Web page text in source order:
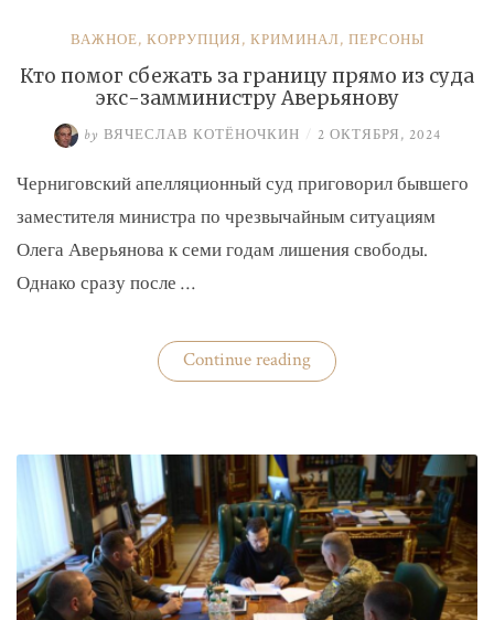
ВАЖНОЕ, КОРРУПЦИЯ, КРИМИНАЛ, ПЕРСОНЫ
Кто помог сбежать за границу прямо из суда
экс-замминистру Аверьянову
by ВЯЧЕСЛАВ КОТЁНОЧКИН / 2 ОКТЯБРЯ, 2024
Черниговский апелляционный суд приговорил бывшего
заместителя министра по чрезвычайным ситуациям
Олега Аверьянова к семи годам лишения свободы.
Однако сразу после …
Continue reading«Кто
помог
прямо
из
суда
экс-
замминистру
Аверьянову»